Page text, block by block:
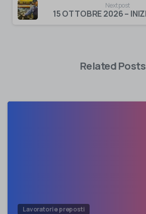
Next post
Related Posts
Lavoratori e preposti